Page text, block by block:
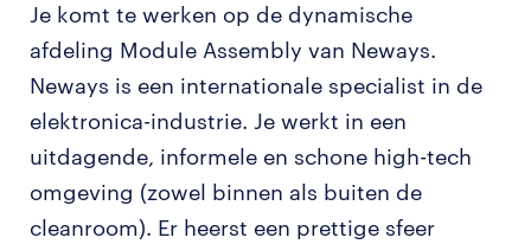
Je komt te werken op de dynamische
afdeling Module Assembly van Neways.
Neways is een internationale specialist in de
elektronica-industrie. Je werkt in een
uitdagende, informele en schone high-tech
omgeving (zowel binnen als buiten de
cleanroom). Er heerst een prettige sfeer